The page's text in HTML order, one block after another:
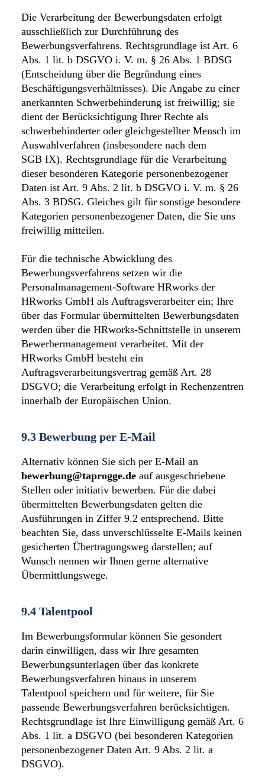
Die Verarbeitung der Bewerbungsdaten erfolgt
ausschließlich zur Durchführung des
Bewerbungsverfahrens. Rechtsgrundlage ist Art. 6
Abs. 1 lit. b DSGVO i. V. m. § 26 Abs. 1 BDSG
(Entscheidung über die Begründung eines
Beschäftigungsverhältnisses). Die Angabe zu einer
anerkannten Schwerbehinderung ist freiwillig; sie
dient der Berücksichtigung Ihrer Rechte als
schwerbehinderter oder gleichgestellter Mensch im
Auswahlverfahren (insbesondere nach dem
SGB IX). Rechtsgrundlage für die Verarbeitung
dieser besonderen Kategorie personenbezogener
Daten ist Art. 9 Abs. 2 lit. b DSGVO i. V. m. § 26
Abs. 3 BDSG. Gleiches gilt für sonstige besondere
Kategorien personenbezogener Daten, die Sie uns
freiwillig mitteilen.
Für die technische Abwicklung des
Bewerbungsverfahrens setzen wir die
Personalmanagement-Software HRworks der
HRworks GmbH als Auftragsverarbeiter ein; Ihre
über das Formular übermittelten Bewerbungsdaten
werden über die HRworks-Schnittstelle in unserem
Bewerbermanagement verarbeitet. Mit der
HRworks GmbH besteht ein
Auftragsverarbeitungsvertrag gemäß Art. 28
DSGVO; die Verarbeitung erfolgt in Rechenzentren
innerhalb der Europäischen Union.
9.3 Bewerbung per E-Mail
Alternativ können Sie sich per E-Mail an
bewerbung@taprogge.de auf ausgeschriebene
Stellen oder initiativ bewerben. Für die dabei
übermittelten Bewerbungsdaten gelten die
Ausführungen in Ziffer 9.2 entsprechend. Bitte
beachten Sie, dass unverschlüsselte E-Mails keinen
gesicherten Übertragungsweg darstellen; auf
Wunsch nennen wir Ihnen gerne alternative
Übermittlungswege.
9.4 Talentpool
Im Bewerbungsformular können Sie gesondert
darin einwilligen, dass wir Ihre gesamten
Bewerbungsunterlagen über das konkrete
Bewerbungsverfahren hinaus in unserem
Talentpool speichern und für weitere, für Sie
passende Bewerbungsverfahren berücksichtigen.
Rechtsgrundlage ist Ihre Einwilligung gemäß Art. 6
Abs. 1 lit. a DSGVO (bei besonderen Kategorien
personenbezogener Daten Art. 9 Abs. 2 lit. a
DSGVO).